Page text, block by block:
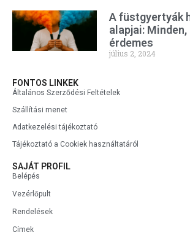
A füstgyertyák
alapjai:
érdemes
július 2, 2024
FONTOS LINKEK
Általános Szerződési Feltételek
Szállítási menet
Adatkezelési tájékoztató
Tájékoztató a Cookiek használtatáról
SAJÁT PROFIL
Belépés
Vezérlőpult
Rendelések
Címek